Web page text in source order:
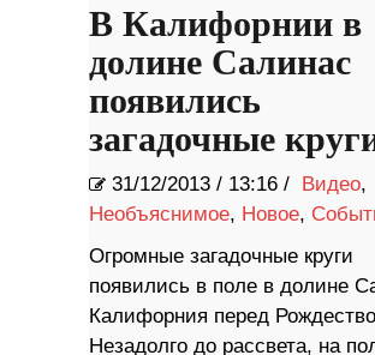
В Калифорнии в
долине Салинас
появились
загадочные
31/12/2013 / 13:16 / Видео,
Необъяснимое, Новое,
Огромные загадочные круги
появились в поле в долине
Калифорния перед
Незадолго до рассвета, на